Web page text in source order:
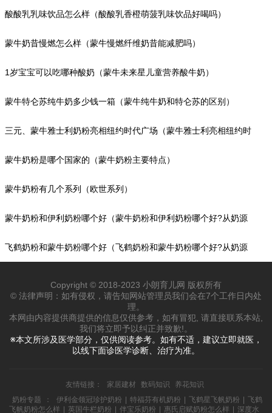
酸酸乳乳味饮品怎么样（酸酸乳香橙萌菠乳味饮品好喝吗）
蒙牛奶昔慢燃怎么样（蒙牛慢燃纤维奶昔能减肥吗）
1岁宝宝可以吃哪种酸奶（蒙牛未来星儿童营养酸牛奶）
蒙牛特仑苏纯牛奶多少钱一箱（蒙牛纯牛奶和特仑苏的区别）
三元、蒙牛雅士利奶粉亮相纽约时代广场（蒙牛雅士利亮相纽约时
代广场）
蒙牛奶粉是哪个国家的（蒙牛奶粉主要特点）
蒙牛奶粉有几个系列（欧世系列）
蒙牛奶粉和伊利奶粉哪个好（蒙牛奶粉和伊利奶粉哪个好?从奶源
地上比较）
飞鹤奶粉和蒙牛奶粉哪个好（飞鹤奶粉和蒙牛奶粉哪个好?从奶源
Copyright © 2018-2023 小朗育儿网 版权所有
© 法律声明：如有侵权，请告知网站管理员我们会在7个工作日内处
理。
本网由内容提供商提供的信息仅供参考，如有冒犯, 请直接联系本站,
我们将立即予以纠正并致歉!。
※本文所涉及医学部分，仅供阅读参考。如有不适，建议立即就医，
以线下面诊医学诊断、治疗为准。
友情链接： 家居建材 数码知识
养花知识
奶粉专题
： 伊利金领冠珍护奶粉 特福芬有机奶粉 飞鹤星飞帆奶粉
飞鹤
飞帆奶粉怎么样
英国牛栏奶粉 伴宝乐奶粉 惠氏启赋奶粉怎么样 深度水